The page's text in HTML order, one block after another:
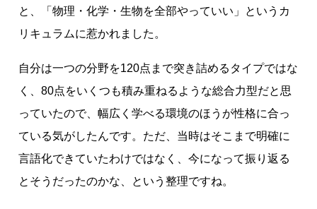
と、「物理・化学・生物を全部やっていい」というカ
リキュラムに惹かれました。
自分は一つの分野を120点まで突き詰めるタイプではな
く、80点をいくつも積み重ねるような総合力型だと思
っていたので、幅広く学べる環境のほうが性格に合っ
ている気がしたんです。ただ、当時はそこまで明確に
言語化できていたわけではなく、今になって振り返る
とそうだったのかな、という整理ですね。